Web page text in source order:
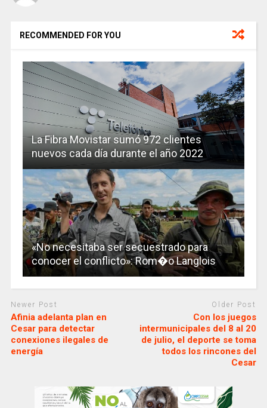
RECOMMENDED FOR YOU
La Fibra Movistar sumó 972 clientes
nuevos cada día durante el año 2022
«No necesitaba ser secuestrado para
conocer el conflicto»: Rom�o Langlois
Newer Post
Afinia adelanta plan en
Cesar para detectar
conexiones ilegales de
energía
Older Post
Con los juegos
intermunicipales del 8 al 20
de julio, el deporte se toma
todos los rincones del
Cesar